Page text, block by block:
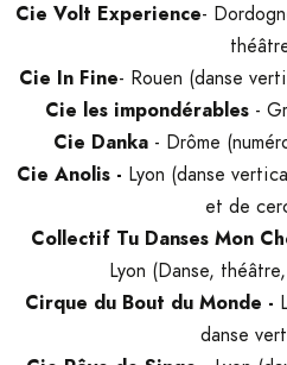
Cie Volt Experience-
Cie In Fine- Rouen (danse
Cie les impondérables -
Cie Danka - Drôme
Cie Anolis - Lyon (danse
et de
Collectif Tu Danses Mon
Lyon (Danse,
Cirque du Bout du Monde -
danse